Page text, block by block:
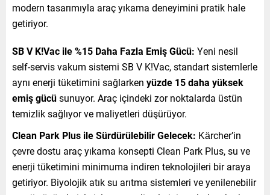
modern tasarımıyla araç yıkama deneyimini pratik hale
getiriyor.
SB V K!Vac ile %15 Daha Fazla Emiş Gücü: Yeni nesil
self-servis vakum sistemi SB V K!Vac, standart sistemlerle
aynı enerji tüketimini sağlarken yüzde 15 daha yüksek
emiş gücüsunuyor. Araç içindeki zor noktalarda üstün
temizlik sağlıyor ve maliyetleri düşürüyor.
Clean Park Plus ile Sürdürülebilir Gelecek: Kärcher’in
çevre dostu araç yıkama konsepti Clean Park Plus, su ve
enerji tüketimini minimuma indiren teknolojileri bir araya
getiriyor. Biyolojik atık su arıtma sistemleri ve yenilenebilir